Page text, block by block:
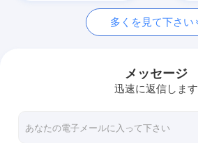
ガラスの隔壁システム
多くを見て下さい
メッセージ
迅速に返信します